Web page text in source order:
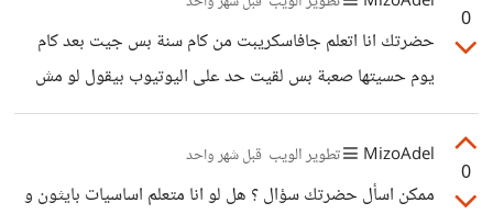
0
حضرتك انا اتعلم جافاسكريبت من كام سنة بس جيت بعد كام
يوم حسيتها صعبة بس لقيت حد على اليوتيوب بيقول لو مش
عارف تتعلم جافاسكريبت او صعبة عليك سيب البرمجة ؟ ممكن
اعرف هو كان قصده ايه ؟ عشان انا احبطت من الراجل ده !
0
MizoAdel تطوير الويب قبل شهر واحد
ممكن اسأل حضرتك سؤال ؟ هل لو انا متعلم اساسيات بايثون و